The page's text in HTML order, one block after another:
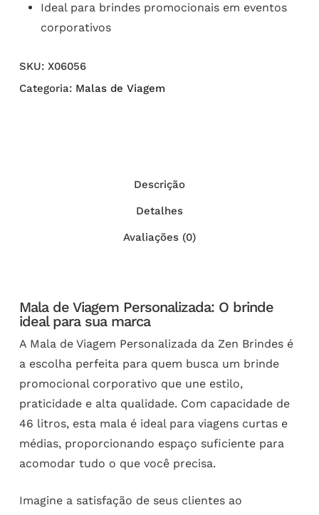
Ideal para brindes promocionais em eventos
corporativos
SKU: X06056
Categoria: Malas de Viagem
Descrição
Detalhes
Avaliações (0)
Mala de Viagem Personalizada: O brinde
ideal para sua marca
A Mala de Viagem Personalizada da Zen Brindes é
a escolha perfeita para quem busca um brinde
promocional corporativo que une estilo,
praticidade e alta qualidade. Com capacidade de
46 litros, esta mala é ideal para viagens curtas e
médias, proporcionando espaço suficiente para
acomodar tudo o que você precisa.
Imagine a satisfação de seus clientes ao